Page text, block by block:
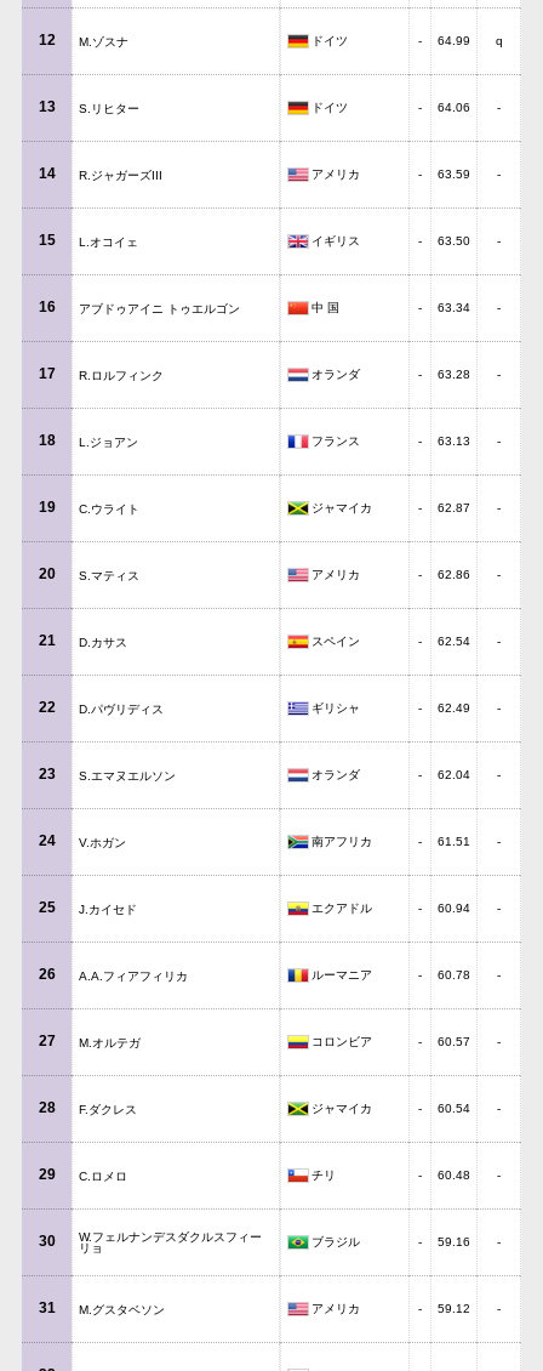
12 M.ゾスナ ドイツ - 64.99 q
13 S.リヒター ドイツ - 64.06 -
14 R.ジャガーズIII アメリカ - 63.59 -
15 L.オコイェ イギリス - 63.50 -
16 アブドゥアイニ トゥエルゴン 中 国 - 63.34 -
17 R.ロルフィンク オランダ - 63.28 -
18 L.ジョアン フランス - 63.13 -
19 C.ウライト ジャマイカ - 62.87 -
20 S.マティス アメリカ - 62.86 -
21 D.カサス スペイン - 62.54 -
22 D.パヴリディス ギリシャ - 62.49 -
23 S.エマヌエルソン オランダ - 62.04 -
24 V.ホガン 南アフリカ - 61.51 -
25 J.カイセド エクアドル - 60.94 -
26 A.A.フィアフィリカ ルーマニア - 60.78 -
27 M.オルテガ コロンビア - 60.57 -
28 F.ダクレス ジャマイカ - 60.54 -
29 C.ロメロ チリ - 60.48 -
30
W.フェルナンデスダクルスフィー
リョ
ブラジル - 59.16 -
31 M.グスタベソン アメリカ - 59.12 -